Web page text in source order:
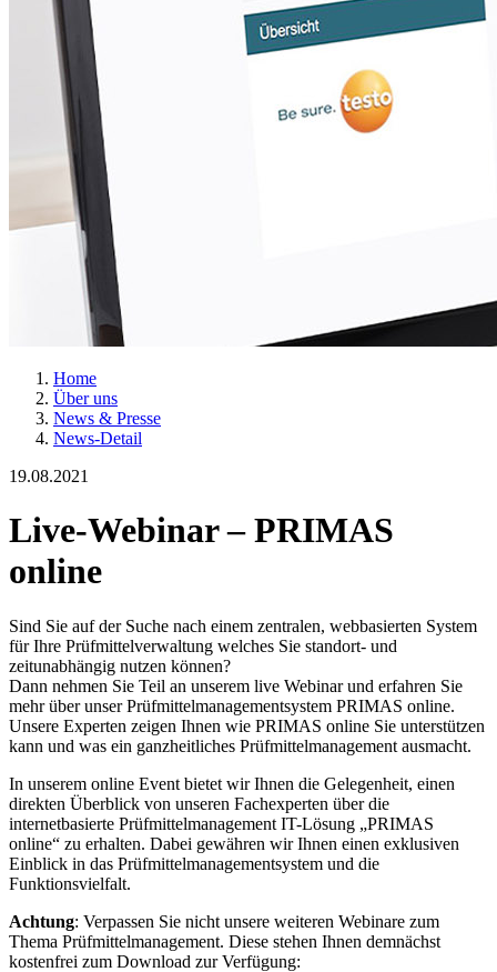
Home
Über uns
News & Presse
News-Detail
19.08.2021
Live-Webinar – PRIMAS
online
Sind Sie auf der Suche nach einem zentralen, webbasierten System
für Ihre Prüfmittelverwaltung welches Sie standort- und
zeitunabhängig nutzen können?
Dann nehmen Sie Teil an unserem live Webinar und erfahren Sie
mehr über unser Prüfmittelmanagementsystem PRIMAS online.
Unsere Experten zeigen Ihnen wie PRIMAS online Sie unterstützen
kann und was ein ganzheitliches Prüfmittelmanagement ausmacht.
In unserem online Event bietet wir Ihnen die Gelegenheit, einen
direkten Überblick von unseren Fachexperten über die
internetbasierte Prüfmittelmanagement IT-Lösung „PRIMAS
online“ zu erhalten. Dabei gewähren wir Ihnen einen exklusiven
Einblick in das Prüfmittelmanagementsystem und die
Funktionsvielfalt.
Achtung: Verpassen Sie nicht unsere weiteren Webinare zum
Thema Prüfmittelmanagement. Diese stehen Ihnen demnächst
kostenfrei zum Download zur Verfügung: